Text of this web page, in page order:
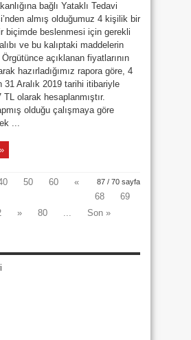
bağlı Yataklı Tedavi
almış olduğumuz 4 kişilik bir
biçimde beslenmesi için gerekli
ve bu kalıptaki maddelerin
açıklanan fiyatlarının
hazırladığımız rapora göre, 4
31 Aralık 2019 tarihi itibariyle
TL olarak hesaplanmıştır.
olduğu çalışmaya göre
...
87 / 70 sayfa
50 60
«
68
69
» 80 ... Son »